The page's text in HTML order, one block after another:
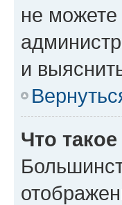
не можете
и
Что